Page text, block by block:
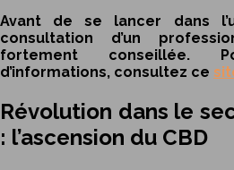
Avant de se lancer dans
consultation d’un
fortement conseillée.
d’informations, consultez ce
Révolution dans le
: l’ascension du CBD